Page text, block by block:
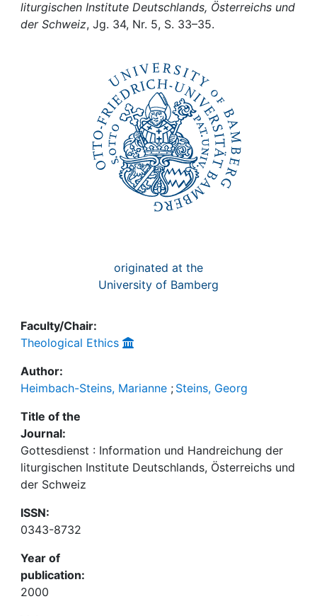
Help
liturgischen Institute Deutschlands, Österreichs und
der Schweiz, Jg. 34, Nr. 5, S. 33–35.
originated at the
University of Bamberg
Faculty/Chair:
Theological Ethics
Author:
Heimbach-Steins, Marianne ; Steins, Georg
Title of the
Journal:
Gottesdienst : Information und Handreichung der
liturgischen Institute Deutschlands, Österreichs und
der Schweiz
ISSN:
0343-8732
Year of
publication:
2000